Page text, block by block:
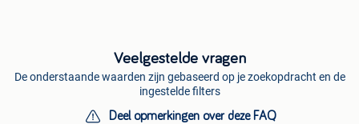
Veelgestelde vragen
De onderstaande waarden zijn gebaseerd op je zoekopdracht en de
ingestelde filters
Deel opmerkingen over deze FAQ